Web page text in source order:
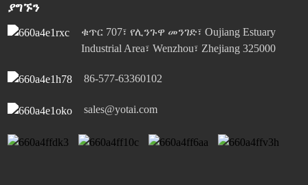
ያግኙን
ቁጥር 707፣ የሊንጉዋ መንገድ፣ Oujiang Estuary
Industrial Area፣ Wenzhou፣ Zhejiang 325000
86-577-63360102
sales@yotai.com